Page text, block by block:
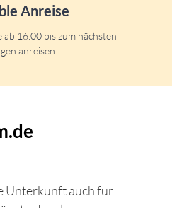
Anreise
ab 16:00 bis zum nächsten
anreisen.
Unterkunft auch für